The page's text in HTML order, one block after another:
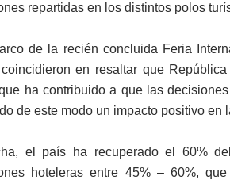
repartidas en los distintos polos
de la recién concluida Feria
en resaltar que
ha contribuido a que las
de este modo un impacto positivo
el país ha recuperado el 60%
hoteleras entre 45% – 60%,